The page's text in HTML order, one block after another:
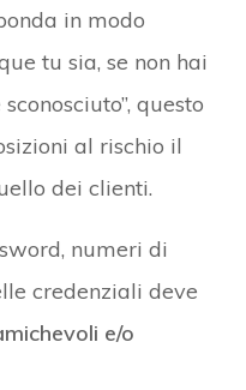
in modo
tu sia, se non hai
questo
al rischio il
dei clienti.
numeri di
credenziali deve
e/o